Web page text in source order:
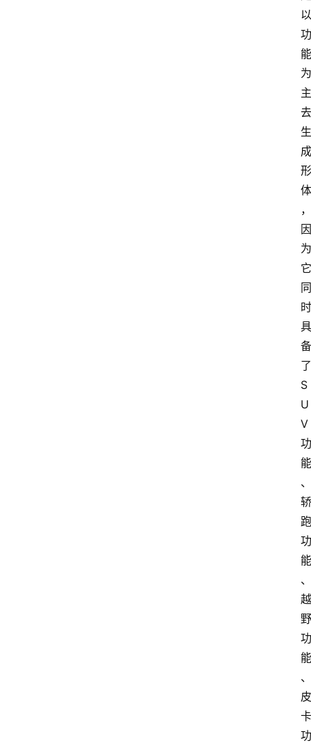
以
功
能
为
主
去
生
成
形
体
，
因
为
它
同
时
具
备
了
S
U
V
功
能
、
轿
跑
功
能
、
越
野
功
能
、
皮
卡
功